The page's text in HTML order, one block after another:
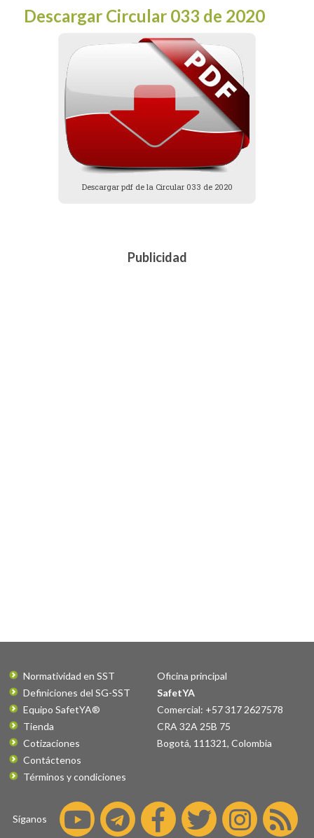
Descargar Circular 033 de 2020
Descargar pdf de la Circular 033 de 2020
Publicidad
Normatividad en SST
Definiciones del SG-SST
Equipo SafetYA®
Tienda
Cotizaciones
Contáctenos
Términos y condiciones
Oficina principal
SafetYA
Comercial: +57 317 2627578
CRA 32A 25B 75
Bogotá, 111321, Colombia
Síganos